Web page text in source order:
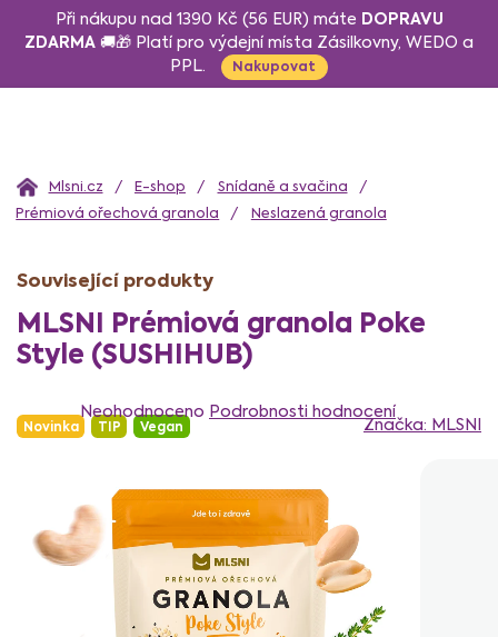
Při nákupu nad 1390 Kč (56 EUR) máte DOPRAVU
ZDARMA 🚚🎁 Platí pro výdejní místa Zásilkovny, WEDO a
PPL.
Nakupovat
Domů E-shop
Snídaně a svačina
Prémiová ořechová granola
Neslazená granola
MLSNI Prémiová granola Poke
Style (SUSHIHUB)
Novinka TIP Vegan
hodnocení
produktu
z
5
hvězdiček.
Neohodnoceno Podrobnosti hodnocení
Značka: MLSNI
Související produkty